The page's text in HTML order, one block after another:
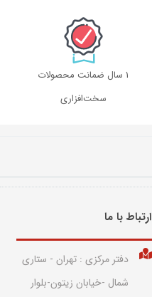
1 سال ضمانت محصولات
سخت‌افزاری
ارتباط با ما​
دفتر مرکزی : تهران - ستاری
شمال -خیابان زیتون-بلوار